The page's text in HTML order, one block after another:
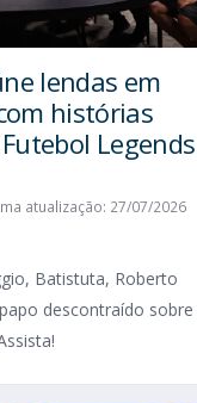
lendas em
histórias
Legends
atualização: 27/07/2026
Batistuta, Roberto
descontraído sobre